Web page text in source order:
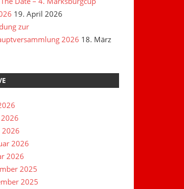
19. April 2026
zur
2026 18. März
2026
2026
2026
2025
2025